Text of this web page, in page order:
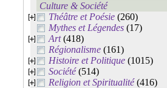
Culture & Société
Théâtre et Poésie (260)
Mythes et Légendes (17)
Art(418)
Régionalisme (161)
Histoire et Politique (1015)
Société(514)
Religion et Spiritualité(416)